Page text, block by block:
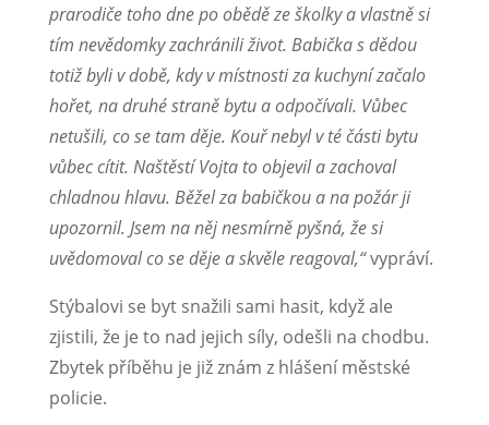
prarodiče toho dne po obědě ze školky a vlastně si
tím nevědomky zachránili život. Babička s dědou
totiž byli v době, kdy v místnosti za kuchyní začalo
hořet, na druhé straně bytu a odpočívali. Vůbec
netušili, co se tam děje. Kouř nebyl v té části bytu
vůbec cítit. Naštěstí Vojta to objevil a zachoval
chladnou hlavu. Běžel za babičkou a na požár ji
upozornil. Jsem na něj nesmírně pyšná, že si
uvědomoval co se děje a skvěle reagoval,“vypráví.
Stýbalovi se byt snažili sami hasit, když ale
zjistili, že je to nad jejich síly, odešli na chodbu.
Zbytek příběhu je již znám z hlášení městské
policie.